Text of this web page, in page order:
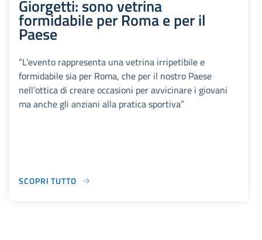
Giorgetti: sono vetrina
formidabile per Roma e per il
Paese
“L’evento rappresenta una vetrina irripetibile e
formidabile sia per Roma, che per il nostro Paese
nell’ottica di creare occasioni per avvicinare i giovani
ma anche gli anziani alla pratica sportiva”
SCOPRI TUTTO